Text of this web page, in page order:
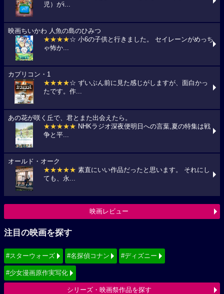
児）がi...
映画ちいかわ 人魚の島のひみつ
★★★★☆ 小6の子供と行きました。 セイレーンがめっち
ゃ怖か...
カプリコン・1
★★★★☆ ずいぶん前に見た感じがしますが、面白かっ
たです。作...
あの花が咲く丘で、君とまた出会えたら。
★★★★★ NHKラジオ深夜便明日への言葉,夏の特集は戦
争と平...
オールド・オーク
★★★★★ 素直にいい作品だったと思います。 それにし
ても、永...
映画レビュー
注目の映画を探す
#スターウォーズ #名探偵コナン #ディズニー
#少女漫画原作実写化
シリーズ・映画祭作品を探す